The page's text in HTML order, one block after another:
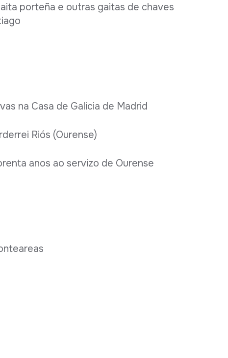
porteña e outras gaitas de chaves
na Casa de Galicia de Madrid
Riós (Ourense)
anos ao servizo de Ourense